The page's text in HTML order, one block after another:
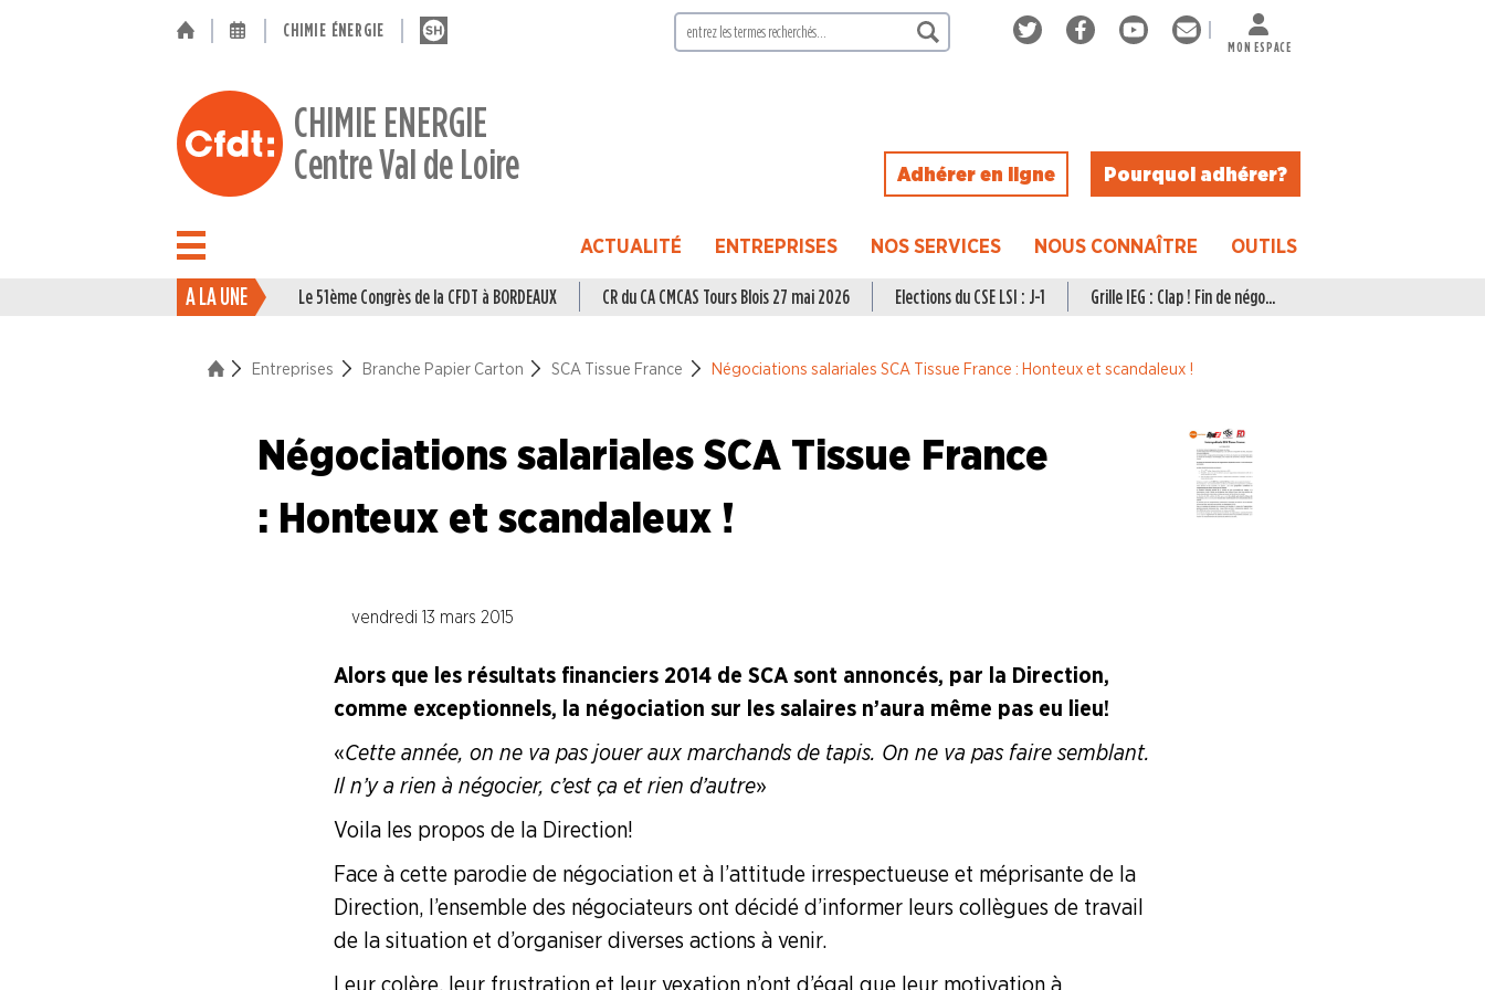
CHIMIE ÉNERGIE
MON ESPACE
CHIMIE ENERGIE
Centre Val de Loire
Adhérer en ligne Pourquoi adhérer ?
ACTUALITÉ
ENTREPRISES
Branche Chimie
Branche I.E.G.
SCA Tissue France
Branche Pétrole
ACTUALITÉ ENTREPRISES NOS SERVICES NOUS CONNAÎTRE OUTILS
A LA UNE Le 51ème Congrès de la CFDT à BORDEAUX CR du CA CMCAS Tours Blois 27 mai 2026 Elections du CSE LSI : J-1 Grille IEG : Clap ! Fin de négo...
Entreprises Branche Papier Carton SCA Tissue France Négociations salariales SCA Tissue France : Honteux et scandaleux !
Négociations salariales SCA Tissue France
: Honteux et scandaleux !
vendredi 13 mars 2015
Alors que les résultats financiers 2014 de SCA sont annoncés, par la Direction,
comme exceptionnels, la négociation sur les salaires n’aura même pas eu lieu !
«Cette année, on ne va pas jouer aux marchands de tapis. On ne va pas faire semblant.
Il n’y a rien à négocier, c’est ça et rien d’autre»
Voila les propos de la Direction !
Face à cette parodie de négociation et à l’attitude irrespectueuse et méprisante de la
Direction, l’ensemble des négociateurs ont décidé d’informer leurs collègues de travail
de la situation et d’organiser diverses actions à venir.
Leur colère, leur frustration et leur vexation n’ont d’égal que leur motivation à